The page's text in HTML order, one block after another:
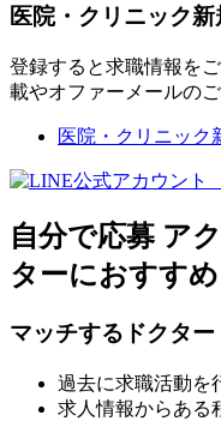
医院・クリニック
登録すると求職情報を
載やオファーメールの
医院・クリニック
自分で応募 ア
ターにおすすめ
マッチするドクター
過去に求職活動を
求人情報からある